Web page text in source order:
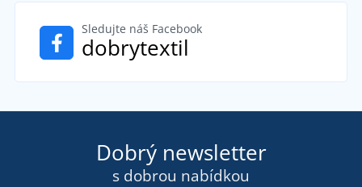
Sledujte náš Facebook
dobrytextil
Dobrý newsletter
s dobrou nabídkou